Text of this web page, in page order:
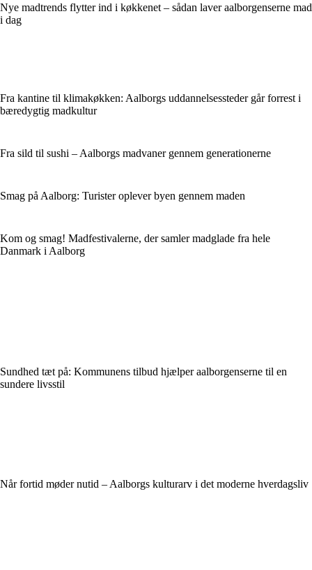
Nye madtrends flytter ind i køkkenet – sådan laver aalborgenserne mad
i dag
Fra kantine til klimakøkken: Aalborgs uddannelsessteder går forrest i
bæredygtig madkultur
Fra sild til sushi – Aalborgs madvaner gennem generationerne
Smag på Aalborg: Turister oplever byen gennem maden
Kom og smag! Madfestivalerne, der samler madglade fra hele
Danmark i Aalborg
Sundhed tæt på: Kommunens tilbud hjælper aalborgenserne til en
sundere livsstil
Når fortid møder nutid – Aalborgs kulturarv i det moderne hverdagsliv